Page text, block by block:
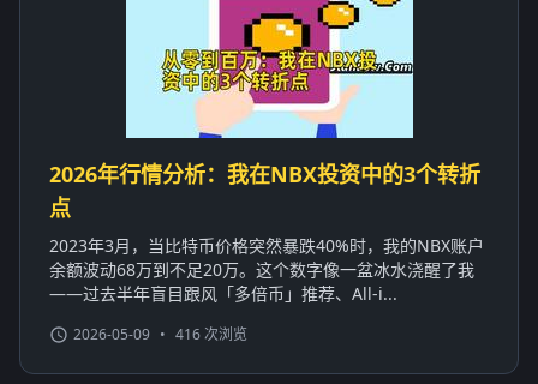
2026年行情分析：我在NBX投资中的3个转折
点
2023年3月，当比特币价格突然暴跌40%时，我的NBX账户
余额波动68万到不足20万。这个数字像一盆冰水浇醒了我
——过去半年盲目跟风「多倍币」推荐、All-i...
2026-05-09 • 416 次浏览